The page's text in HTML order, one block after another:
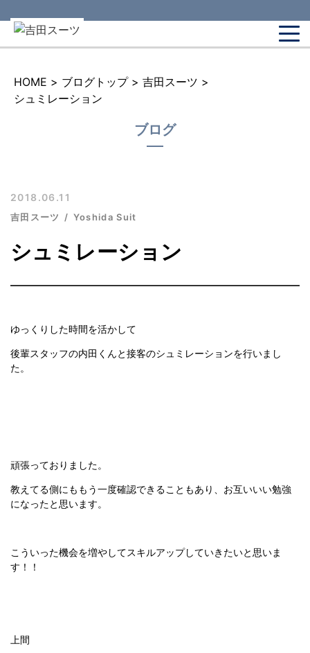
HOME > ブログトップ > 吉田スーツ >
シュミレーション
ブログ
2018.06.11
吉田スーツ Yoshida Suit
シュミレーション
ゆっくりした時間を活かして
後輩スタッフの内田くんと接客のシュミレーションを行いまし
た。
頑張っておりました。
教えてる側にももう一度確認できることもあり、お互いいい勉強
になったと思います。
こういった機会を増やしてスキルアップしていきたいと思いま
す！！
上間